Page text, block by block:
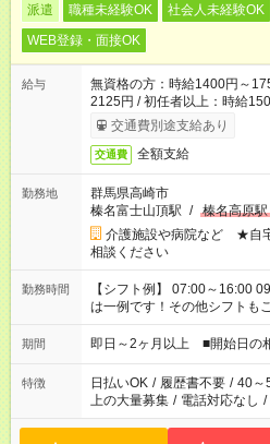
派遣 職種未経験OK 社会人未経験OK
WEB登録・面接OK
給与
無資格の方：時給1400円～
2125円 / 初任者以上：時給
交通費別途支給あり
交通費 全額支給
勤務地
群馬県高崎市
榛名富士山頂駅 / 榛名高原駅
介護施設や病院など ★自
相談ください
勤務時間
【シフト例】 07:00～16:00
は一例です！その他シフトも
期間 即日～2ヶ月以上 ■開始日の
特徴 日払いOK / 履歴書不要 / 40～
上の大量募集 / 電話対応なし /